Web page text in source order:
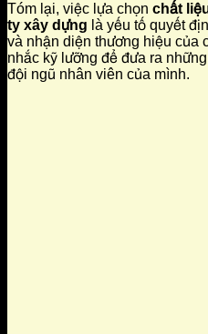
Tóm lại, việc lựa chọn chất
ty xây dựng là yếu tố quyết
và nhận diện thương hiệu của
nhắc kỹ lưỡng để đưa ra
đội ngũ nhân viên của mình.